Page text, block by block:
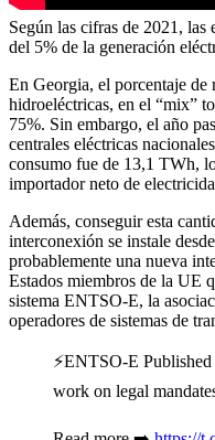
Según las cifras de 2021, las
del 5% de la generación
En Georgia, el porcentaje de
hidroeléctricas, en el “mix”
75%. Sin embargo, el año
centrales eléctricas
consumo fue de 13,1 TWh,
importador neto de
Además, conseguir esta
interconexión se instale
probablemente una nueva
Estados miembros de la UE
sistema ENTSO-E, la
operadores de sistemas de
⚡ENTSO-E
work on legal